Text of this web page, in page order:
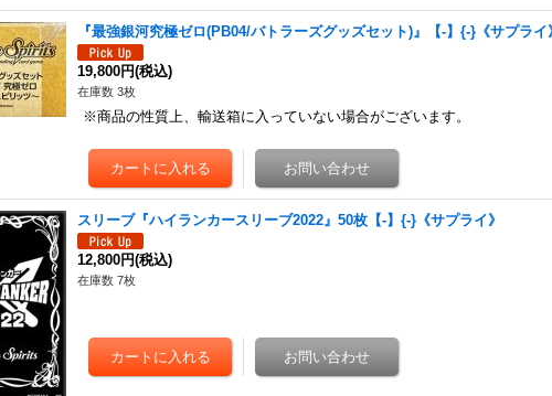
『最強銀河究極ゼロ(PB04/バトラーズグッズセット)』【-】{-}《サプライ
19,800円(税込)
在庫数 3枚
※商品の性質上、輸送箱に入っていない場合がございます。
スリーブ『ハイランカースリーブ2022』50枚【-】{-}《サプライ》
12,800円(税込)
在庫数 7枚